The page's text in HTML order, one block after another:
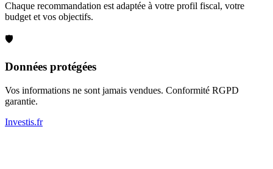
Chaque recommandation est adaptée à votre profil fiscal, votre
budget et vos objectifs.
🛡️
Données protégées
Vos informations ne sont jamais vendues. Conformité RGPD
garantie.
Investis.fr